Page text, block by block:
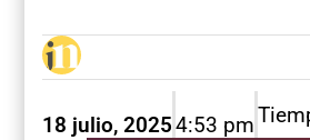
18 julio, 20254:53 pm